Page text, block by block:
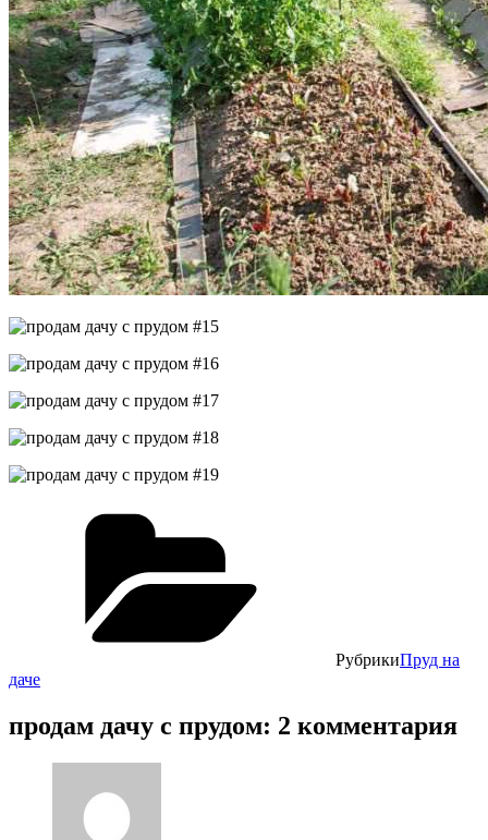
РубрикиПруд на
даче
продам дачу с прудом: 2 комментария